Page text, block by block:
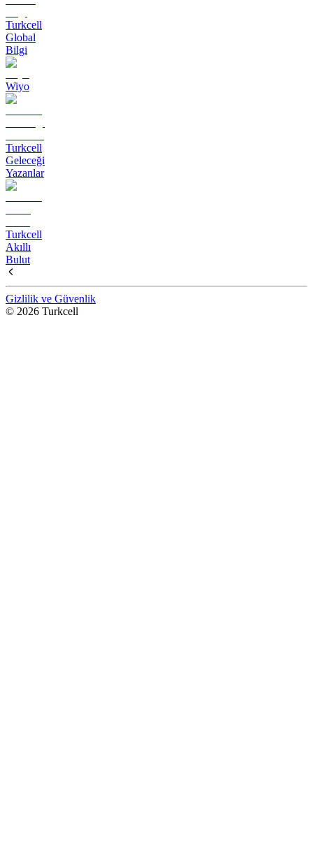
Turkcell
Global
Bilgi
Wiyo
Turkcell
Geleceği
Yazanlar
Turkcell
Akıllı
Bulut
Gizlilik ve Güvenlik
© 2026 Turkcell